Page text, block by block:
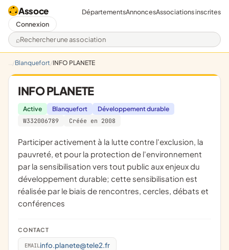
Assoce
Rechercher une association
DépartementsAnnoncesAssociations inscrites
Connexion
Blanquefort INFO PLANETE
INFO PLANETE
Active Blanquefort
Développement durable
W332006789
Créée en 2008
participer activement à la lutte contre l'exclusion, la
pauvreté, et pour la protection de l'environnement
par la sensibilisation vers tout public aux enjeux du
développement durable; cette sensibilisation est
réalisée par le biais de rencontres, cercles, débats et
conférences
CONTACT
EMAIL info.planete@tele2.fr